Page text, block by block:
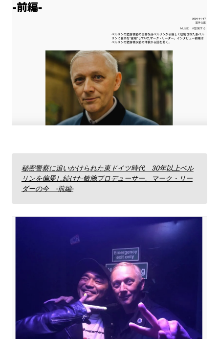
秘密警察に追いかけられた東ドイツ時代 30年以上ベル
リンを偏愛し続けた敏腕プロデューサー、マーク・リー
ダーの今 -前編-